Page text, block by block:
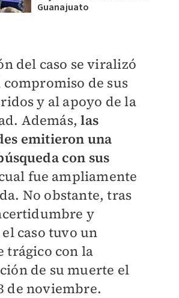
Guanajuato
del caso se viralizó
compromiso de sus
y al apoyo de la
Además,las
emitieron una
con sus
fue ampliamente
No obstante, tras
y
caso tuvo un
trágico con la
de su muerte el
de noviembre.